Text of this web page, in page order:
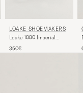
LOAKE SHOEMAKERS
Loake 1880 Imperial
350€